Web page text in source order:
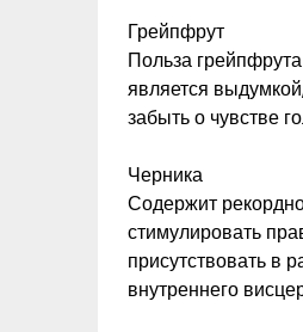
Грейпфрут
Польза
является
забыть о чувстве
Черника
Содержит
стимулировать
присутствовать в
внутреннего